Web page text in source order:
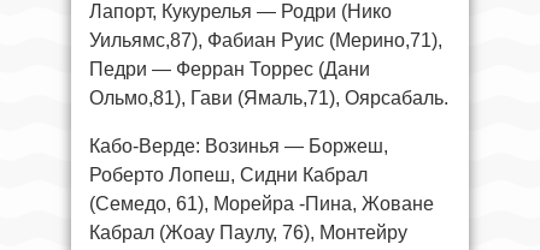
Лапорт, Кукурелья — Родри (Нико
Уильямс,87), Фабиан Руис (Мерино,71),
Педри — Ферран Торрес (Дани
Ольмо,81), Гави (Ямаль,71), Оярсабаль.
Кабо-Верде: Возинья — Боржеш,
Роберто Лопеш, Сидни Кабрал
(Семедо, 61), Морейра -Пина, Жоване
Кабрал (Жоау Паулу, 76), Монтейру